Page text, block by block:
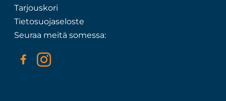
Tarjouskori
Tietosuojaseloste
Seuraa meitä somessa: